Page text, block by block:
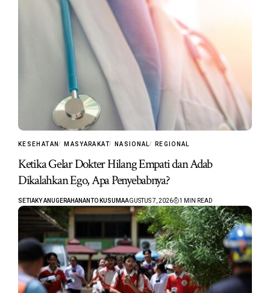
KESEHATAN MASYARAKAT NASIONAL REGIONAL
Ketika Gelar Dokter Hilang Empati dan Adab
Dikalahkan Ego, Apa Penyebabnya?
SETIAKY ANUGERAHANANTO KUSUMAAGUSTUS 7, 2026 1 MIN READ